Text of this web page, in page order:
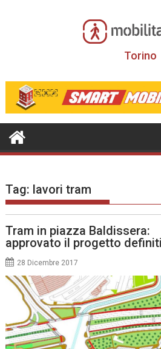
Torino
Tag: lavori tram
Tram in piazza Baldissera:
approvato il progetto
28 Dicembre 2017